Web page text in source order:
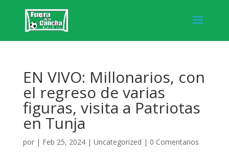
EN VIVO: Millonarios, con
el regreso de varias
figuras, visita a Patriotas
en Tunja
por | Feb 25, 2024| Uncategorized | 0 Comentarios